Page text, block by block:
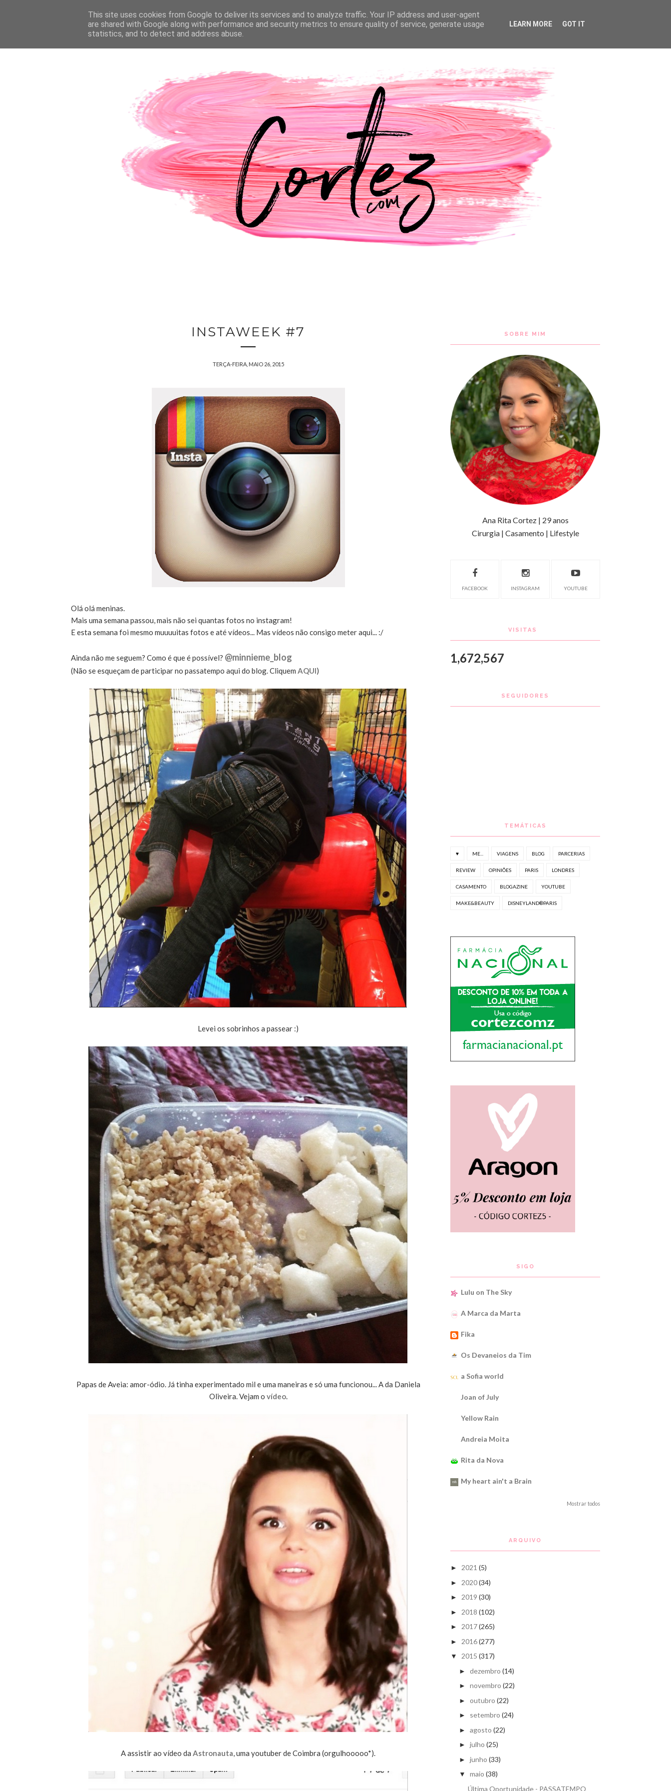
PÁGINA INICIAL SOBRE A AUTORA CONTACTOS PASSATEMPOS CASAMENTO
INSTAWEEK #7
TERÇA-FEIRA, MAIO 26, 2015
Olá olá meninas.
Mais uma semana passou, mais não sei quantas fotos no instagram!
E esta semana foi mesmo muuuuitas fotos e até vídeos... Mas vídeos não consigo meter aqui... :/
Ainda não me seguem? Como é que é possível? @minnieme_blog
(Não se esqueçam de participar no passatempo aqui do blog. Cliquem AQUI)
Levei os sobrinhos a passear :)
Papas de Aveia: amor-ódio. Já tinha experimentado mil e uma maneiras e só uma funcionou... A da Daniela
Oliveira. Vejam o vídeo.
A assistir ao vídeo da Astronauta, uma youtuber de Coimbra (orgulhooooo*).
SOBRE MIM
Ana Rita Cortez | 29 anos
Cirurgia | Casamento | Lifestyle
FACEBOOK INSTAGRAM YOUTUBE
VISITAS
1,672,567
SEGUIDORES
TEMÁTICAS
♥ ME... VIAGENS BLOG PARCERIAS
REVIEW OPINIÕES PARIS LONDRES
CASAMENTO BLOGAZINE YOUTUBE
MAKE&BEAUTY DISNEYLAND®PARIS
SIGO
Lulu on The Sky
A Marca da Marta
Fika
Os Devaneios da Tim
a Sofia world
Joan of July
Yellow Rain
Andreia Moita
Rita da Nova
My heart ain't a Brain
Mostrar todos
ARQUIVO
► 2021 (5)
► 2020(34)
► 2019 (30)
► 2018 (102)
► 2017(265)
► 2016(277)
▼ 2015 (317)
► dezembro (14)
► novembro (22)
► outubro (22)
► setembro (24)
► agosto (22)
► julho (25)
► junho (33)
▼ maio (38)
Última Oportunidade - PASSATEMPO
This site uses cookies from Google to deliver its services and to analyze traffic. Your IP address and user-agent
are shared with Google along with performance and security metrics to ensure quality of service, generate usage
statistics, and to detect and address abuse.
LEARN MORE GOT IT